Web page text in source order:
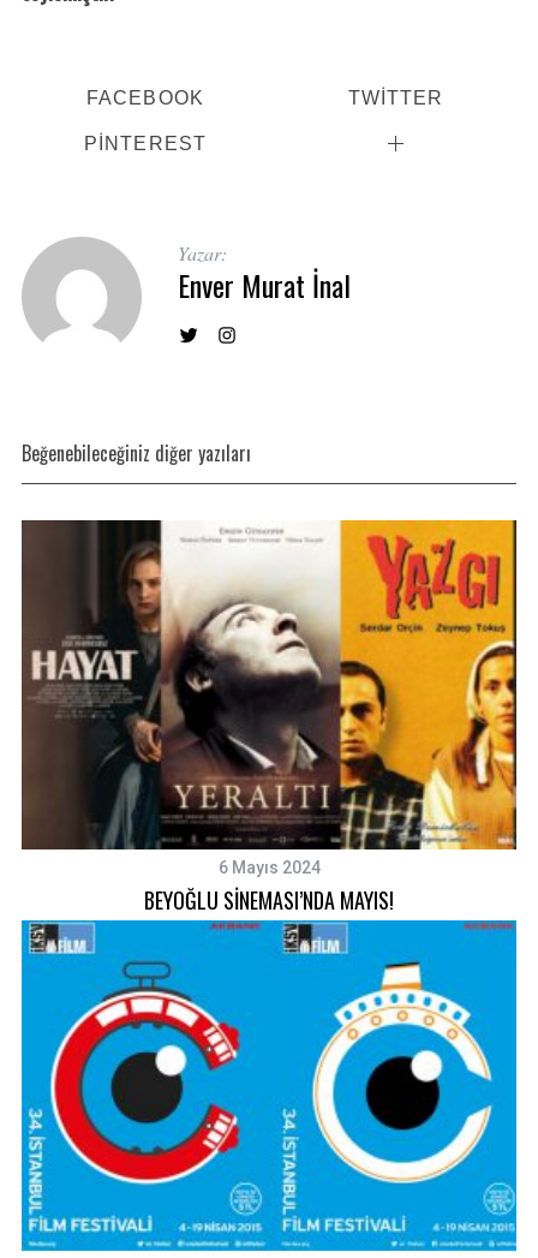
FACEBOOK TWITTER
PINTEREST
Yazar:
Enver Murat İnal
Beğenebileceğiniz diğer yazıları
6 Mayıs 2024
BEYOĞLU SİNEMASI’NDA MAYIS!